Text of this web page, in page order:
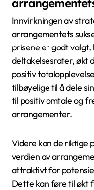
Innvirkningen av
arrangementets
prisene er godt valgt,
deltakelsesrater, økt
positiv
tilbøyelige til å dele
til positiv omtale og
arrangementer.
Videre kan de riktige
verdien av
attraktivt for
Dette kan føre til økt